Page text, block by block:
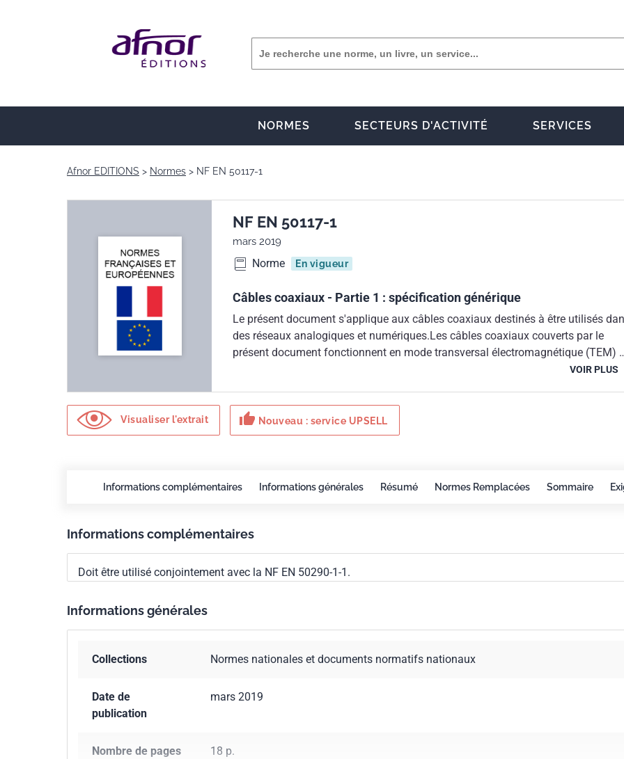
NORMES SECTEURS D'ACTIVITÉ SERVICES
Afnor EDITIONS Normes NF EN 50117-1
NF EN 50117-1
mars 2019
Norme En vigueur
Câbles coaxiaux - Partie 1 : spécification générique
Le présent document s'applique aux câbles coaxiaux destinés à être utilisés
des réseaux analogiques et numériques.Les câbles coaxiaux couverts par le
présent document fonctionnent en mode transversal électromagnétique (TEM)
sont adaptés à un large éventail d'applications numériques et analogiques y
réseaux de données et de télécommunications. Les différentes constructions et
les différents matériaux qui existent permettent des applications intérieures et
extérieures, y compris des installations en souterrain et en aérien et d'autres
VOIR PLUS
Visualiser l'extrait thumb_up Nouveau : service UPSELL
Informations complémentaires Informations générales Résumé Normes Remplacées Sommaire
Informations complémentaires
Doit être utilisé conjointement avec la NF EN 50290-1-1.
Informations générales
Collections Normes nationales et documents normatifs nationaux
Date de
publication
mars 2019
Nombre de pages 18 p.